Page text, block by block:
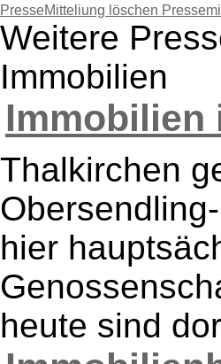
PresseMitteliung löschen
Weitere
Immobilien
Immobilien
Thalkirchen
hier
heute sind